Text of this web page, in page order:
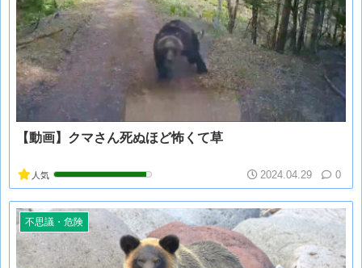
【動画】クマさん死ぬほど怖くて草
人気 2024.04.29 0
不思議・危険